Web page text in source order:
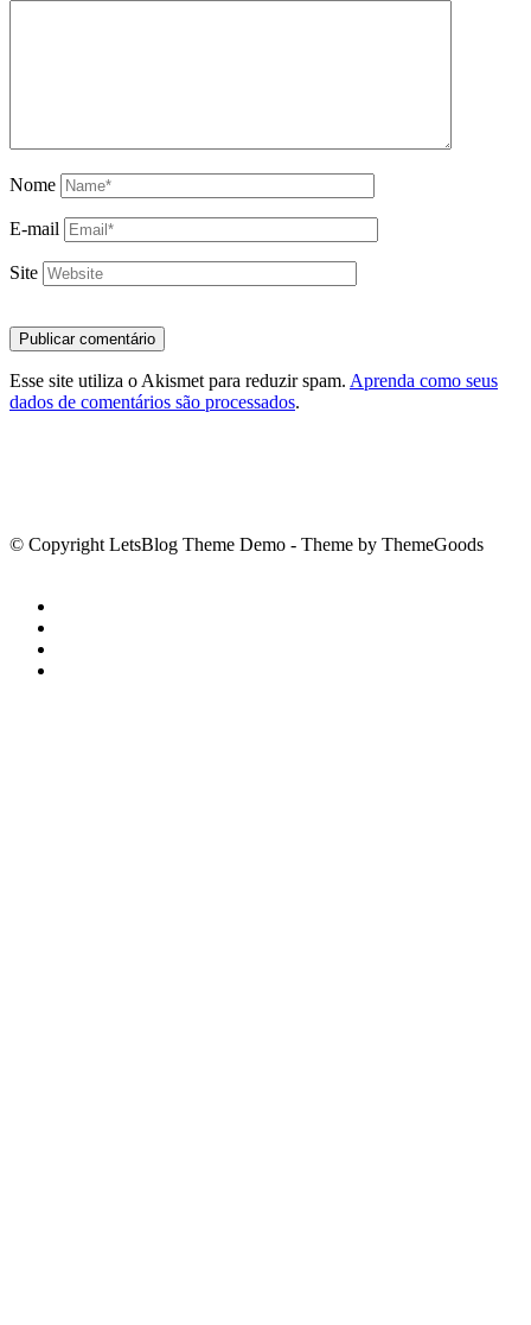
Nome
E-mail
Site
Esse site utiliza o Akismet para reduzir spam. Aprenda como seus
dados de comentários são processados.
© Copyright LetsBlog Theme Demo - Theme by ThemeGoods